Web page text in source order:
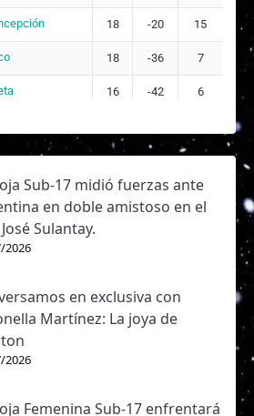
18 -20 15
18 -36 7
16 -42 6
Sub-17 midió fuerzas ante
en doble amistoso en el
José Sulantay.
2026
en exclusiva con
Martínez: La joya de
2026
Femenina Sub-17 enfrentará